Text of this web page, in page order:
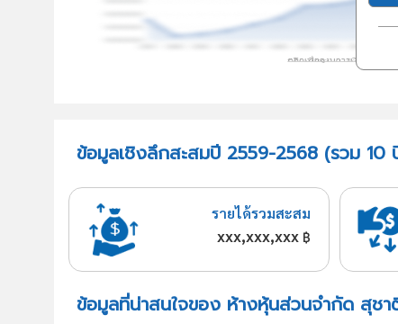
ข้อมูลเชิงลึกสะสมปี 2559-2568 (รวม
รายได้รวมสะสม
xxx,xxx,xxx ฿
ข้อมูลที่น่าสนใจของ ห้างหุ้นส่วนจำกัด สุช